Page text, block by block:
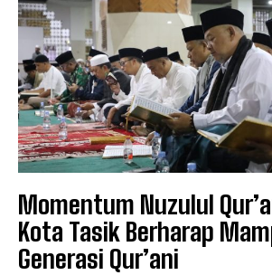
Momentum Nuzulul
Kota Tasik Berharap
Generasi Qur’ani